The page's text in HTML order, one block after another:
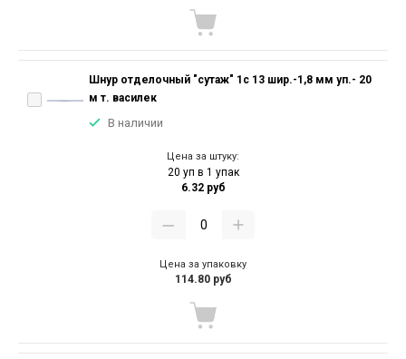
Шнур отделочный "сутаж" 1с 13 шир.-1,8 мм уп.- 20
м т. василек
В наличии
Цена за штуку:
20 уп в 1 упак
6.32 руб
Цена за упаковку
114.80 руб